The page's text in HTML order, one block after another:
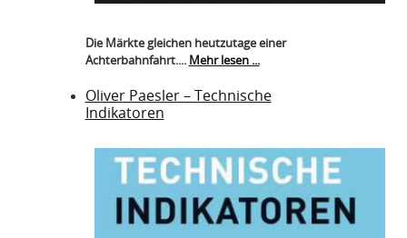
Die Märkte gleichen heutzutage einer
Achterbahnfahrt.... Mehr lesen ...
Oliver Paesler – Technische
Indikatoren